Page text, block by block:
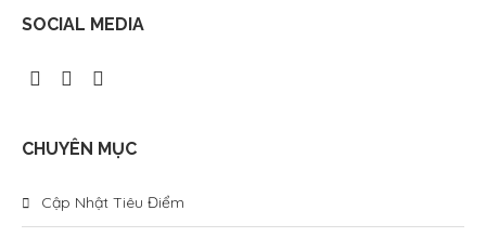
SOCIAL MEDIA
CHUYÊN MỤC
Cập Nhật Tiêu Điểm